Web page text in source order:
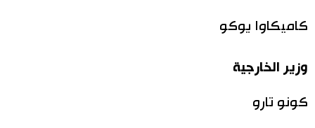
كاميكاوا يوكو
وزير الخارجية
كونو تارو